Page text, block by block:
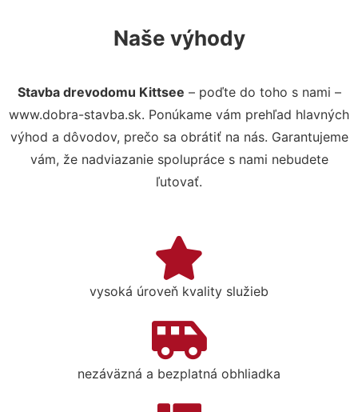
Naše výhody
Stavba drevodomu Kittsee – poďte do toho s nami –
www.dobra-stavba.sk. Ponúkame vám prehľad hlavných
výhod a dôvodov, prečo sa obrátiť na nás. Garantujeme
vám, že nadviazanie spolupráce s nami nebudete
ľutovať.
vysoká úroveň kvality služieb
nezáväzná a bezplatná obhliadka